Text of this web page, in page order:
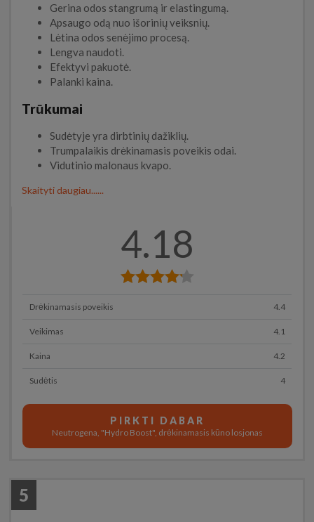
Gerina odos stangrumą ir elastingumą.
Apsaugo odą nuo išorinių veiksnių.
Lėtina odos senėjimo procesą.
Lengva naudoti.
Efektyvi pakuotė.
Palanki kaina.
Trūkumai
Sudėtyje yra dirbtinių dažiklių.
Trumpalaikis drėkinamasis poveikis odai.
Vidutinio malonaus kvapo.
Skaityti daugiau......
4.18
Drėkinamasis poveikis 4.4
Veikimas 4.1
Kaina 4.2
Sudėtis 4
PIRKTI DABAR
Neutrogena, "Hydro Boost", drėkinamasis kūno losjonas
5